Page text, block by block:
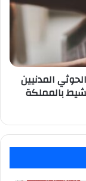
المدنيين
بالمملكة